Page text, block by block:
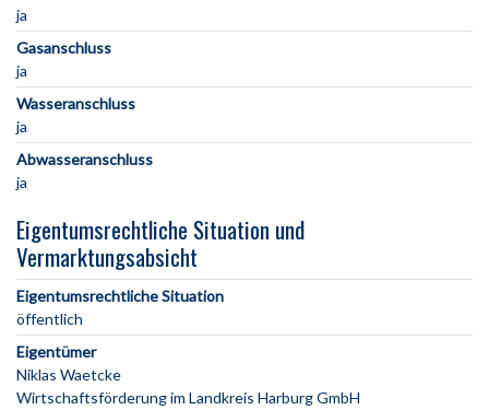
ja
Gasanschluss
ja
Wasseranschluss
ja
Abwasseranschluss
ja
Eigentumsrechtliche Situation und
Vermarktungsabsicht
Eigentumsrechtliche Situation
öffentlich
Eigentümer
Niklas Waetcke
Wirtschaftsförderung im Landkreis Harburg GmbH